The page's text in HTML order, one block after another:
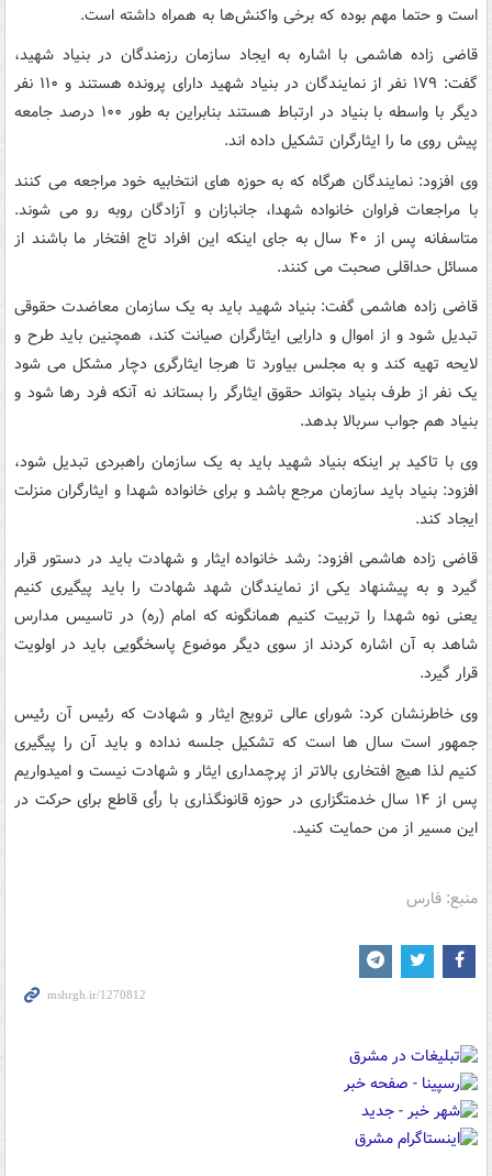
است و حتما مهم بوده که برخی واکنش‌ها به همراه داشته است.
قاضی زاده هاشمی با اشاره به ایجاد سازمان رزمندگان در بنیاد شهید،
گفت: ۱۷۹ نفر از نمایندگان در بنیاد شهید دارای پرونده هستند و ۱۱۰ نفر
دیگر با واسطه با بنیاد در ارتباط هستند بنابراین به طور ۱۰۰ درصد جامعه
پیش روی ما را ایثارگران تشکیل داده اند.
وی افزود: نمایندگان هرگاه که به حوزه های انتخابیه خود مراجعه می کنند
با مراجعات فراوان خانواده شهدا، جانبازان و آزادگان روبه رو می شوند.
متاسفانه پس از ۴۰ سال به جای اینکه این افراد تاج افتخار ما باشند از
مسائل حداقلی صحبت می کنند.
قاضی زاده هاشمی گفت: بنیاد شهید باید به یک سازمان معاضدت حقوقی
تبدیل شود و از اموال و دارایی ایثارگران صیانت کند، همچنین باید طرح و
لایحه تهیه کند و به مجلس بیاورد تا هرجا ایثارگری دچار مشکل می شود
یک نفر از طرف بنیاد بتواند حقوق ایثارگر را بستاند نه آنکه فرد رها شود و
بنیاد هم جواب سربالا بدهد.
وی با تاکید بر اینکه بنیاد شهید باید به یک سازمان راهبردی تبدیل شود،
افزود: بنیاد باید سازمان مرجع باشد و برای خانواده شهدا و ایثارگران منزلت
ایجاد کند.
قاضی زاده هاشمی افزود: رشد خانواده ایثار و شهادت باید در دستور قرار
گیرد و به پیشنهاد یکی از نمایندگان شهد شهادت را باید پیگیری کنیم
یعنی نوه شهدا را تربیت کنیم همانگونه که امام (ره) در تاسیس مدارس
شاهد به آن اشاره کردند از سوی دیگر موضوع پاسخگویی باید در اولویت
قرار گیرد.
وی خاطرنشان کرد: شورای عالی ترویج ایثار و شهادت که رئیس آن رئیس
جمهور است سال ها است که تشکیل جلسه نداده و باید آن را پیگیری
کنیم لذا هیچ افتخاری بالاتر از پرچمداری ایثار و شهادت نیست و امیدواریم
پس از ۱۴ سال خدمتگزاری در حوزه قانونگذاری با رأی قاطع برای حرکت در
این مسیر از من حمایت کنید.
منبع: فارس